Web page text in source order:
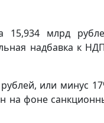
млрд
надбавка к
или минус
на фоне